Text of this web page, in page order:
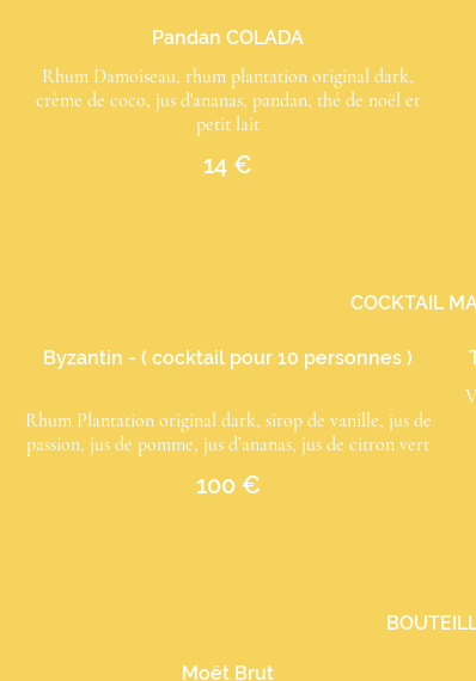
Pandan COLADA
Rhum Damoiseau, rhum plantation original dark,
crème de coco, jus d'ananas, pandan, thé de noël et
petit lait
14 €
COCKTAIL
Byzantin - ( cocktail pour 10 personnes )
Rhum Plantation original dark, sirop de vanille, jus de
passion, jus de pomme, jus d’ananas, jus de citron vert
100 €
Moët Brut